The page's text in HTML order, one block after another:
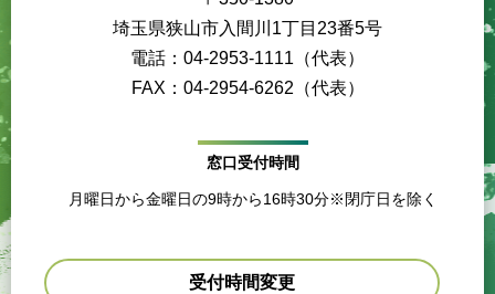
埼玉県狭山市入間川1丁目23番5号
電話：04-2953-1111（代表）
FAX：04-2954-6262（代表）
窓口受付時間
月曜日から金曜日の9時から16時30分※閉庁日を除く
受付時間変更